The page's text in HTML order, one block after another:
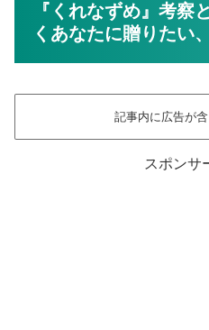
『くれなずめ』考察
くあなたに贈りたい
記事内に広告が含
スポンサ